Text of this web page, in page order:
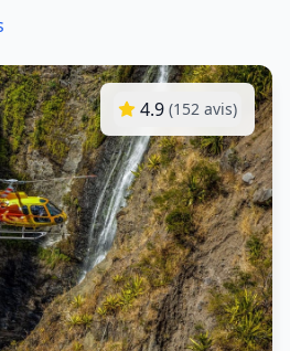
4.9 (152 avis)